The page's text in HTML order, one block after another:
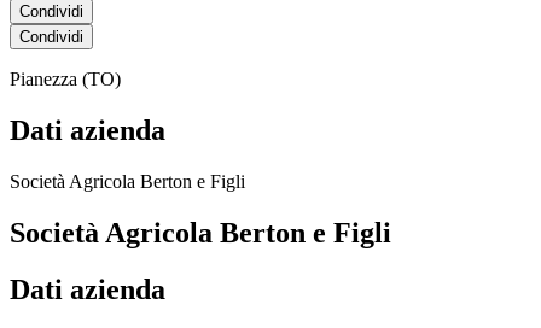
Condividi
Condividi
Pianezza (TO)
Dati azienda
Società Agricola Berton e Figli
Società Agricola Berton e Figli
Dati azienda